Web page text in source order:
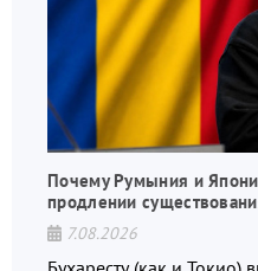
Почему Румыния и
продлении
7.08.2026